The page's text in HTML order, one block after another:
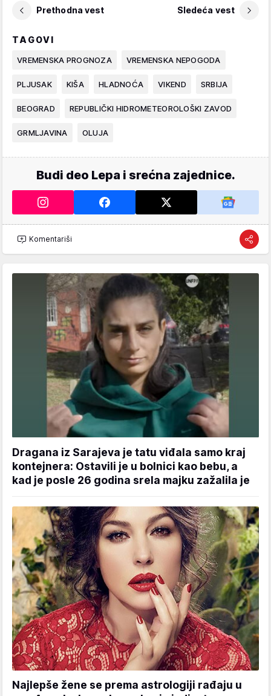
Prethodna vest Sledeća vest
TAGOVI
VREMENSKA PROGNOZA VREMENSKA NEPOGODA
PLJUSAK KIŠA HLADNOĆA VIKEND SRBIJA
BEOGRAD REPUBLIČKI HIDROMETEOROLOŠKI ZAVOD
GRMLJAVINA OLUJA
Budi deo Lepa i srećna zajednice.
Komentariši
Dragana iz Sarajeva je tatu viđala samo kraj
kontejnera: Ostavili je u bolnici kao bebu, a
kad je posle 26 godina srela majku zažalila je
Najlepše žene se prema astrologiji rađaju u